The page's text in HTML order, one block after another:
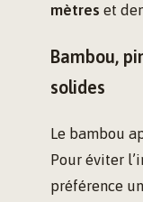
mètres et
Bambou,
solides
Le bambou
Pour éviter
préférence